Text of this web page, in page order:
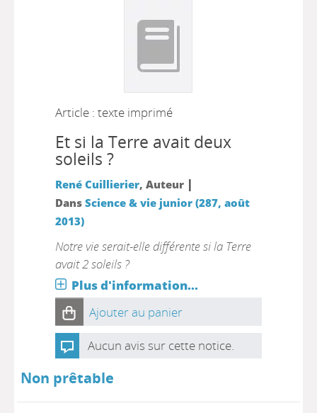
Article : texte imprimé
Et si la Terre avait deux
soleils ?
René Cuillierier, Auteur |
Dans Science & vie junior (287, août
2013)
Notre vie serait-elle différente si la Terre
avait 2 soleils ?
Plus d'information...
Ajouter au panier
Aucun avis sur cette notice.
Non prêtable